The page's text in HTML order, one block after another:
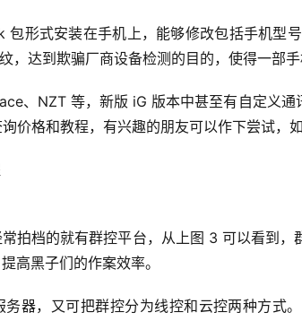
包形式安装在手机上，能够修改包括手机型
，达到欺骗厂商设备检测的目的，使得一部手
、NZT 等，新版 iG 版本中甚至有自定义
价格和教程，有兴趣的朋友可以作下尝试，
拍档的就有群控平台，从上图 3 可以看到
高黑子们的作案效率。
器，又可把群控分为线控和云控两种方式